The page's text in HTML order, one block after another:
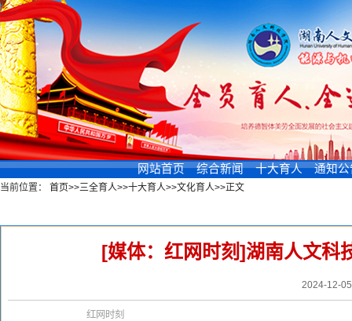
网站首页 综合新闻 十大育人 通知公
当前位置： 首页>>三全育人>>十大育人>>文化育人>>正文
[媒体：红网时刻]湖南人文科
2024-12-
红网时刻